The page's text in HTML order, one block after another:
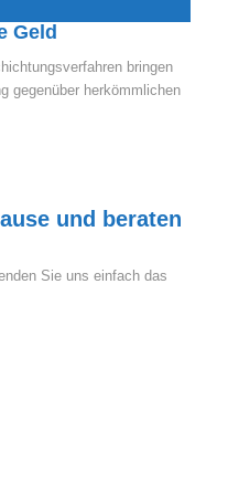
Geld
bringen
gegenüber herkömmlichen
und beraten
Sie uns einfach das